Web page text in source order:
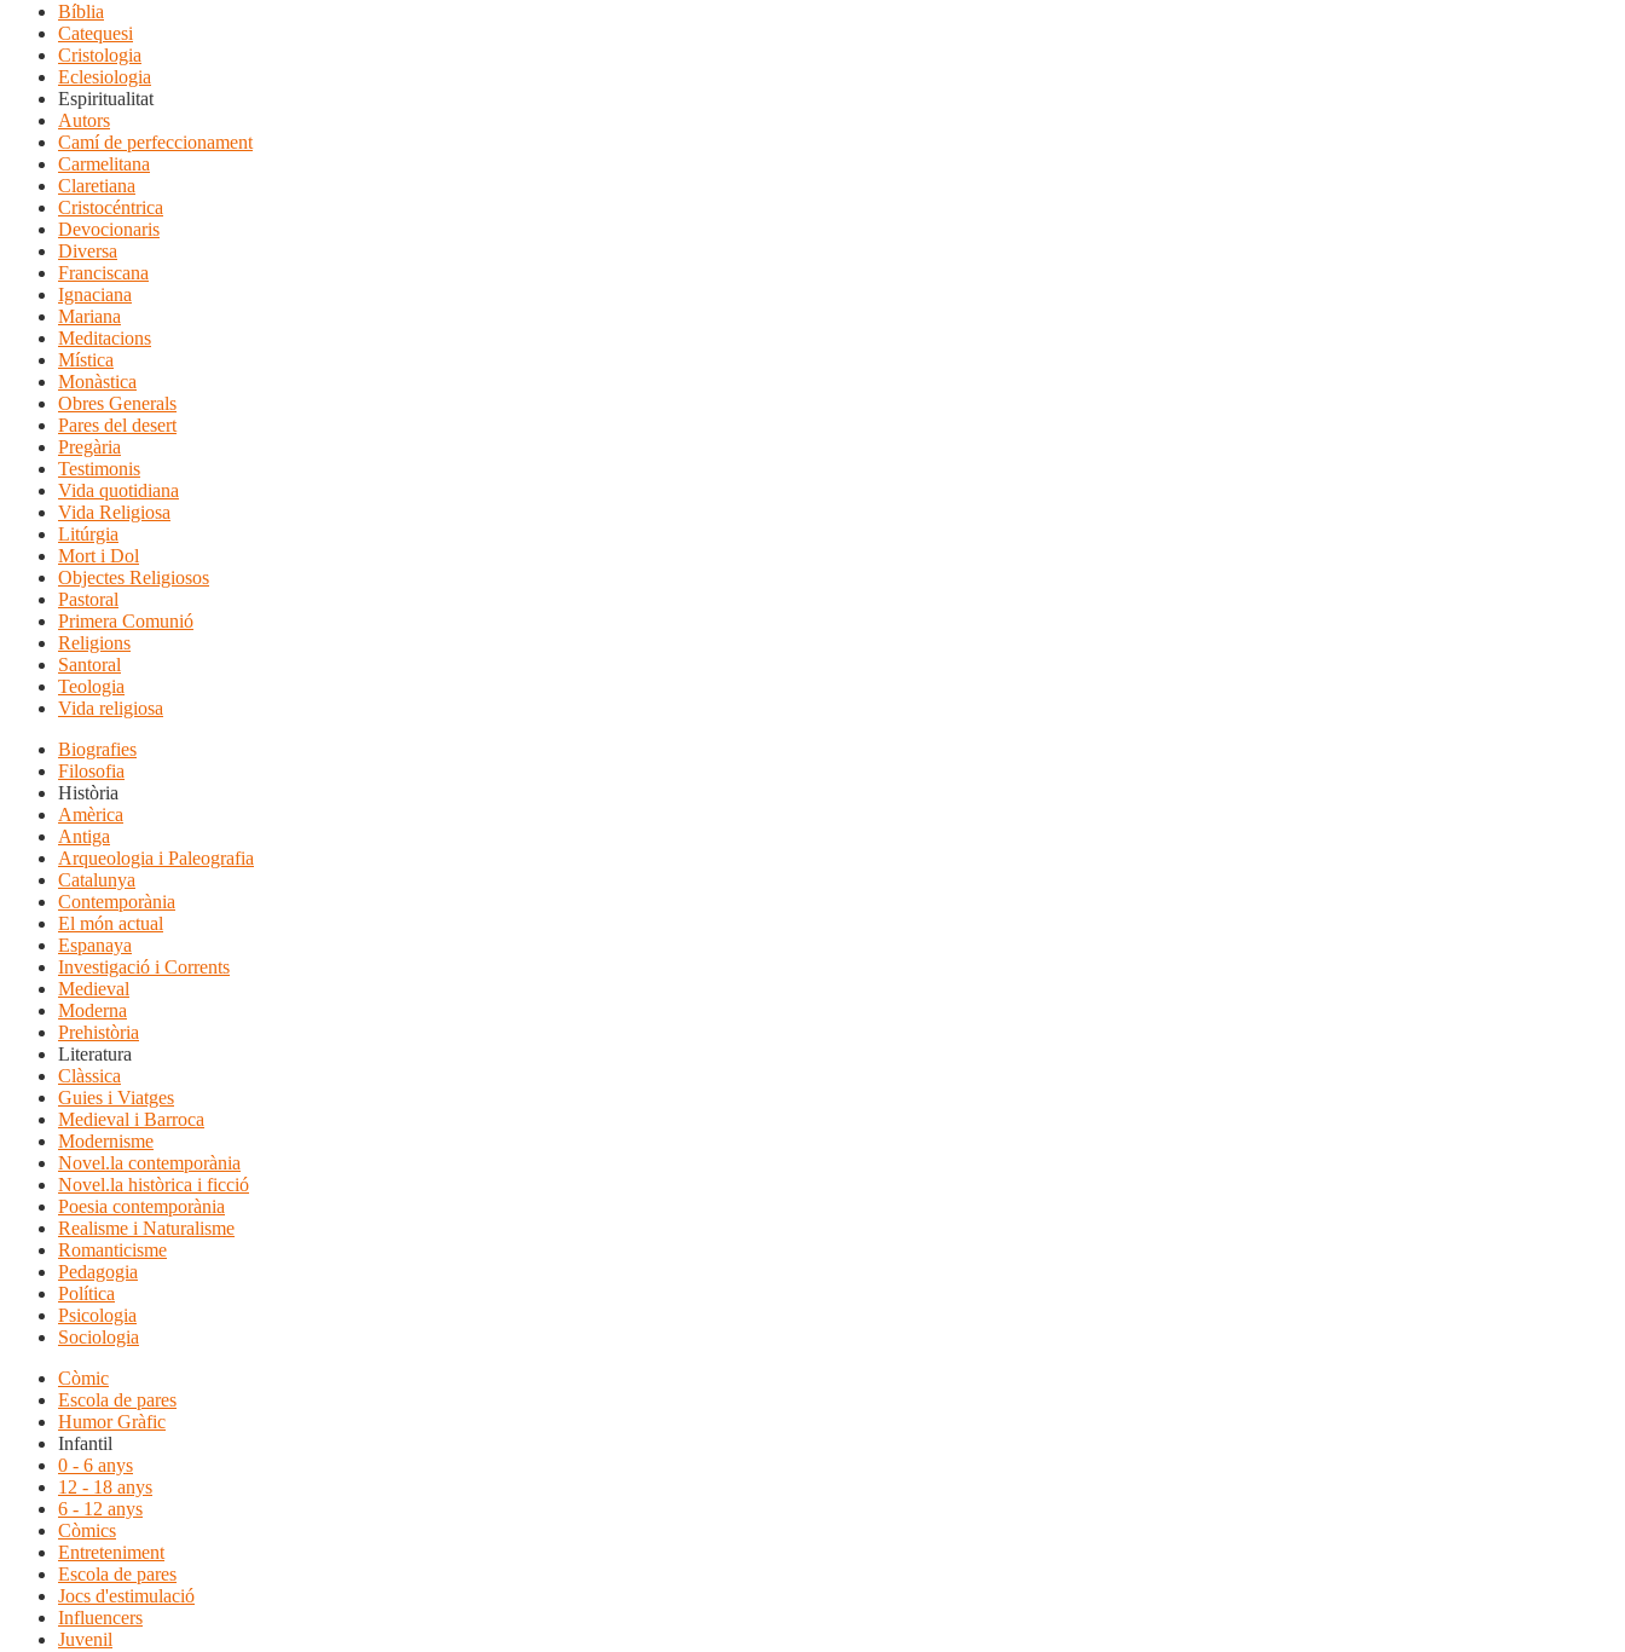
Bíblia
Catequesi
Cristologia
Eclesiologia
Espiritualitat
Autors
Camí de perfeccionament
Carmelitana
Claretiana
Cristocéntrica
Devocionaris
Diversa
Franciscana
Ignaciana
Mariana
Meditacions
Mística
Monàstica
Obres Generals
Pares del desert
Pregària
Testimonis
Vida quotidiana
Vida Religiosa
Litúrgia
Mort i Dol
Objectes Religiosos
Pastoral
Primera Comunió
Religions
Santoral
Teologia
Vida religiosa
Biografies
Filosofia
Història
Amèrica
Antiga
Arqueologia i Paleografia
Catalunya
Contemporània
El món actual
Espanaya
Investigació i Corrents
Medieval
Moderna
Prehistòria
Literatura
Clàssica
Guies i Viatges
Medieval i Barroca
Modernisme
Novel.la contemporània
Novel.la històrica i ficció
Poesia contemporània
Realisme i Naturalisme
Romanticisme
Pedagogia
Política
Psicologia
Sociologia
Còmic
Escola de pares
Humor Gràfic
Infantil
0 - 6 anys
12 - 18 anys
6 - 12 anys
Còmics
Entreteniment
Escola de pares
Jocs d'estimulació
Influencers
Juvenil